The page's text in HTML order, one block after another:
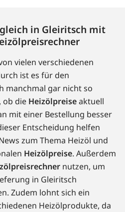
in Gleiritsch mit
vielen verschiedenen
ist es für den
manchmal gar nicht so
ob die Heizölpreiseaktuell
mit einer Bestellung besser
Entscheidung helfen
zum Thema Heizöl und
Heizölpreise. Außerdem
nutzen, um
in Gleiritsch
Zudem lohnt sich ein
Heizölprodukte, da